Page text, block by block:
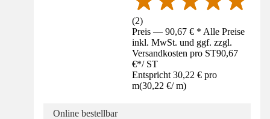
(2)
Preis — 90,67 € * Alle Preise
inkl. MwSt. und ggf. zzgl.
Versandkosten pro ST90,67
€*/ ST
Entspricht 30,22 € pro
m(30,22 €/ m)
Online bestellbar